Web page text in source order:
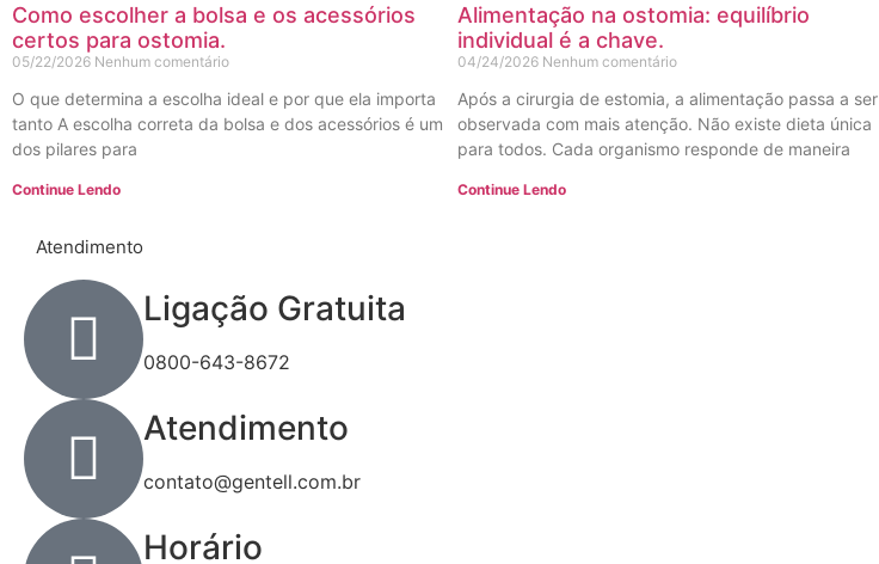
Como escolher a bolsa e os acessórios
certos para ostomia.
05/22/2026 Nenhum comentário
O que determina a escolha ideal e por que ela importa
tanto A escolha correta da bolsa e dos acessórios é um
dos pilares para
Continue Lendo
Alimentação na ostomia: equilíbrio
individual é a chave.
04/24/2026 Nenhum comentário
Após a cirurgia de estomia, a alimentação passa a ser
observada com mais atenção. Não existe dieta única
para todos. Cada organismo responde de maneira
Continue Lendo
Atendimento
Ligação Gratuita
0800-643-8672
Atendimento
contato@gentell.com.br
Horário